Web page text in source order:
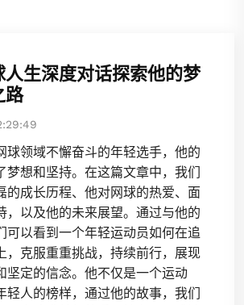
人生深度对话探索他的梦
路
球领域不懈奋斗的年轻选手，他的
梦想和坚持。在这篇文章中，我们
的成长历程、他对网球的热爱、面
，以及他的未来展望。通过与他的
可以看到一个年轻运动员如何在追
，克服重重挑战，持续前行，展现
坚定的信念。他不仅是一个运动
轻人的榜样，通过他的故事，我们